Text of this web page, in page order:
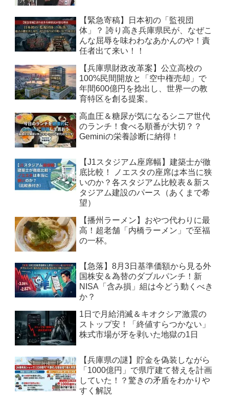
【緊急寄稿】日本初の「監視団
体」？ 誇り高き兵庫県民が、なぜこ
んな屈辱を味わわなあかんのや！責
任者出て来い！！
【兵庫県財政改革案】公立高校の
100%民間開放と「空中権売却」で
年間600億円を捻出し、世界一の教
育特区を創る提案。
高血圧＆糖尿が気になるシニア世代
のランチ！食べる順番が大切？？
Geminiの栄養診断に納得！
【J1スタジアム座席幅】建築士が徹
底比較！ ノエスタの座席は本当に狭
いのか？各スタジアム比較表＆新ス
タジアム建設のパース（あくまで希
望）
【播州ラーメン】おやつ代わりに最
高！超老舗「内橋ラーメン」で至福
の一杯。
【急落】8月3日基準価額から見る外
国株安＆為替のダブルパンチ！新
NISA「含み損」組は今どう動くべき
か？
1日で月給消滅＆キオクシア激震の
ストップ安！「終値すらつかない」
株式市場が牙を剥いた地獄の1日
【兵庫県の謎】貯金を偽装しながら
「1000億円」で県庁建て替えを計画
していた！？驚きの矛盾をわかりや
すく解説